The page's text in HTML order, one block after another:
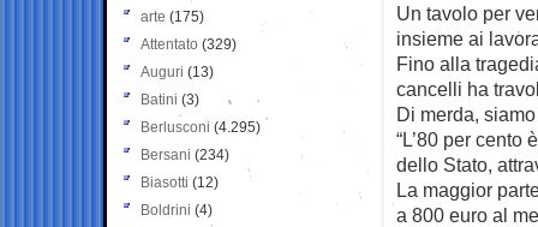
Un tavolo per
insieme ai
Fino alla
cancelli ha
Di merda,
“L’80 per cento
dello Stato,
La maggior
a 800 euro al
arte (175)
Attentato (329)
Auguri (13)
Batini (3)
Berlusconi (4.295)
Bersani (234)
Biasotti (12)
Boldrini (4)